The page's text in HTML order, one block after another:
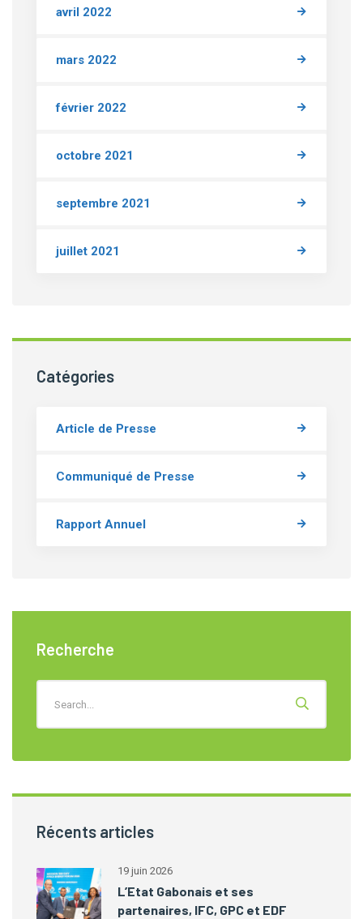
avril 2022
mars 2022
février 2022
octobre 2021
septembre 2021
juillet 2021
Catégories
Article de Presse
Communiqué de Presse
Rapport Annuel
Recherche
Récents articles
19 juin 2026
L’Etat Gabonais et ses
partenaires, IFC, GPC et EDF